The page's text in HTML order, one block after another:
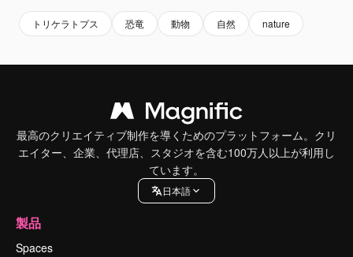
トリケラトプス 恐竜 動物 自然 nature
最高のクリエイティブ制作を導くためのプラットフォーム。クリ
エイター、企業、代理店、スタジオを含む100万人以上が利用し
ています。
日本語
製品
Spaces